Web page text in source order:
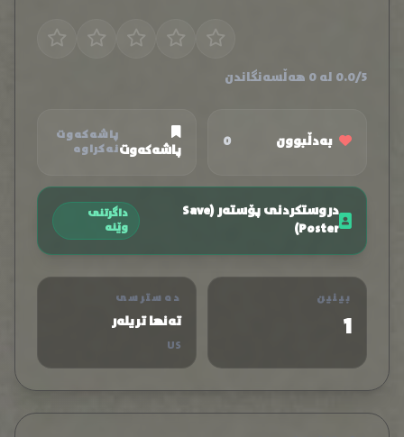
0.0/5 لە 0 هەڵسەنگاندن
بەدڵبوون 0 پاشەکەوت
پاشەکەوت
نەکراوە
دروستکردنی پۆستەر (Save
Poster)
داگرتنی
وێنە
بینین
1
دەسترسی
تەنها تریلەر
US